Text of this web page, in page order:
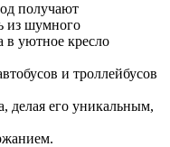
получают
из шумного
в уютное кресло
и троллейбусов
делая его уникальным,